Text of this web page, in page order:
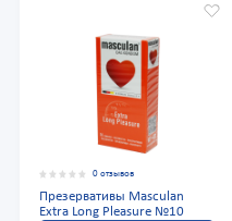
0 отзывов
Презервативы Masculan
Extra Long Pleasure №10